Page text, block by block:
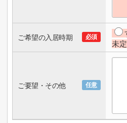
必須
ご希望の入居時期
未
任意
ご要望・その他